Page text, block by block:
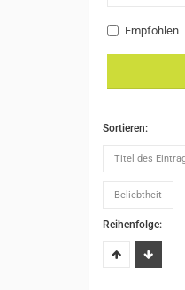
Empfohlen
Sortieren:
Titel des
Beliebtheit
Reihenfolge: